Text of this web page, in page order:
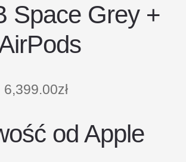
Space Grey +
6,399.00zł
od Apple